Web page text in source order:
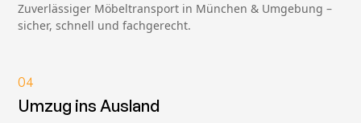
Zuverlässiger Möbeltransport in München & Umgebung –
sicher, schnell und fachgerecht.
04
Umzug ins Ausland